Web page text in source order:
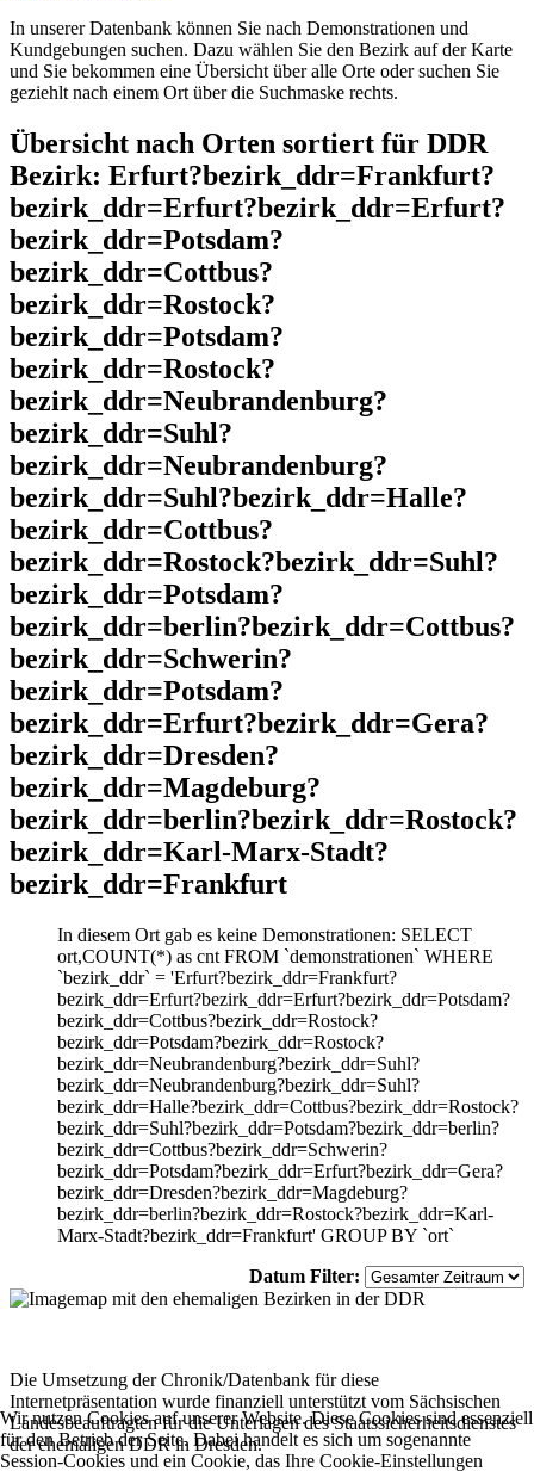
In unserer Datenbank können Sie nach Demonstrationen und
Kundgebungen suchen. Dazu wählen Sie den Bezirk auf der Karte
und Sie bekommen eine Übersicht über alle Orte oder suchen Sie
geziehlt nach einem Ort über die Suchmaske rechts.
Übersicht nach Orten sortiert für DDR
Bezirk: Erfurt?bezirk_ddr=Frankfurt?
bezirk_ddr=Erfurt?bezirk_ddr=Erfurt?
bezirk_ddr=Potsdam?
bezirk_ddr=Cottbus?
bezirk_ddr=Rostock?
bezirk_ddr=Potsdam?
bezirk_ddr=Rostock?
bezirk_ddr=Neubrandenburg?
bezirk_ddr=Suhl?
bezirk_ddr=Neubrandenburg?
bezirk_ddr=Suhl?bezirk_ddr=Halle?
bezirk_ddr=Cottbus?
bezirk_ddr=Rostock?bezirk_ddr=Suhl?
bezirk_ddr=Potsdam?
bezirk_ddr=berlin?bezirk_ddr=Cottbus?
bezirk_ddr=Schwerin?
bezirk_ddr=Potsdam?
bezirk_ddr=Erfurt?bezirk_ddr=Gera?
bezirk_ddr=Dresden?
bezirk_ddr=Magdeburg?
bezirk_ddr=berlin?bezirk_ddr=Rostock?
bezirk_ddr=Karl-Marx-Stadt?
bezirk_ddr=Frankfurt
In diesem Ort gab es keine Demonstrationen: SELECT
ort,COUNT(*) as cnt FROM `demonstrationen` WHERE
`bezirk_ddr` = 'Erfurt?bezirk_ddr=Frankfurt?
bezirk_ddr=Erfurt?bezirk_ddr=Erfurt?bezirk_ddr=Potsdam?
bezirk_ddr=Cottbus?bezirk_ddr=Rostock?
bezirk_ddr=Potsdam?bezirk_ddr=Rostock?
bezirk_ddr=Neubrandenburg?bezirk_ddr=Suhl?
bezirk_ddr=Neubrandenburg?bezirk_ddr=Suhl?
bezirk_ddr=Halle?bezirk_ddr=Cottbus?bezirk_ddr=Rostock?
bezirk_ddr=Suhl?bezirk_ddr=Potsdam?bezirk_ddr=berlin?
bezirk_ddr=Cottbus?bezirk_ddr=Schwerin?
bezirk_ddr=Potsdam?bezirk_ddr=Erfurt?bezirk_ddr=Gera?
bezirk_ddr=Dresden?bezirk_ddr=Magdeburg?
bezirk_ddr=berlin?bezirk_ddr=Rostock?bezirk_ddr=Karl-
Marx-Stadt?bezirk_ddr=Frankfurt' GROUP BY `ort`
Datum Filter:
Die Umsetzung der Chronik/Datenbank für diese
Internetpräsentation wurde finanziell unterstützt vom Sächsischen
Landesbeauftragten für die Unterlagen des Staatssicherheitsdienstes
der ehemaligen DDR in Dresden.
Wir nutzen Cookies auf unserer Website. Diese Cookies sind essenziell
für den Betrieb der Seite. Dabei handelt es sich um sogenannte
Session-Cookies und ein Cookie, das Ihre Cookie-Einstellungen